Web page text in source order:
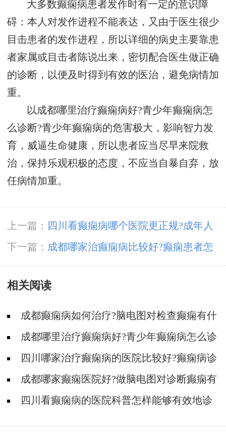
大多数癫痫病患者发作时有一定的意识障
碍：本人对发作进程不能表达，又由于医生很少
目击患者的发作进程，所以详细的病史主要靠患
者家属或目击者陈说出来，密切配合医生做正确
的诊断，以便及时得到有效的医治，避免病情加
重。
以成都哪里治疗癫痫病好?青少年癫痫病怎
么诊断?青少年癫痫病的危害极大，影响智力发
育，威逼生命健康，所以患者应当尽早来院救
治，保持乐观积极的态度，不应当自暴自弃，放
任病情加重。
上一篇：
四川看癫痫病哪个医院更正规?成年人
为什么突然得癫痫?
下一篇： 成都哪家治癫痫病比较好?癫痫患者怎
样饮食?
相关阅读
成都癫痫病如何治疗?脑电图对检查癫痫有什
么意义?
成都哪里治疗癫痫病好?青少年癫痫病怎么诊
断? 四川哪家治疗癫痫病的医院比较好?癫痫病诊
断要花多少钱?
成都哪家癫痫医院好?做脑电图对诊断癫痫有
什么作用?
四川看癫痫病的医院科普怎样能够有效地诊